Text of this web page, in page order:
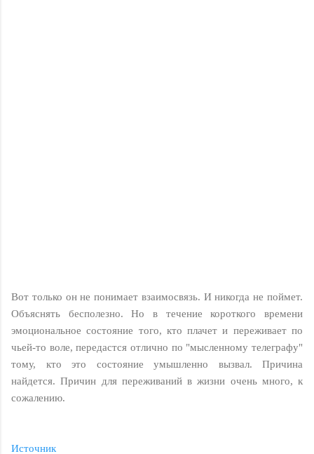
Вот только он не понимает взаимосвязь. И никогда не поймет.
Объяснять бесполезно. Но в течение короткого времени
эмоциональное состояние того, кто плачет и переживает по
чьей-то воле, передастся отлично по "мысленному телеграфу"
тому, кто это состояние умышленно вызвал. Причина
найдется. Причин для переживаний в жизни очень много, к
сожалению.
Источник